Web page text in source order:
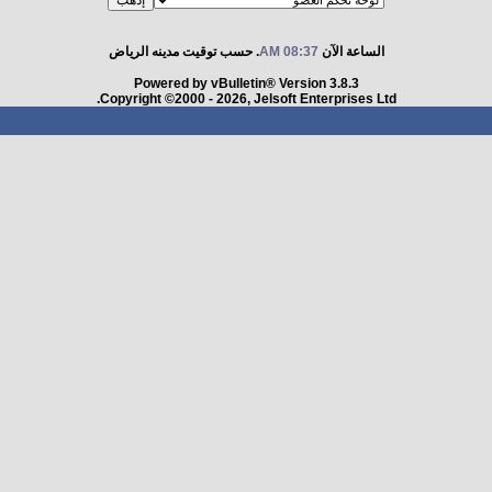
الساعة الآن 08:37 AM . حسب توقيت مدينه الرياض
Powered by vBulletin® Version 3.8.3
Copyright ©2000 - 2026, Jelsoft Enterprises Ltd.